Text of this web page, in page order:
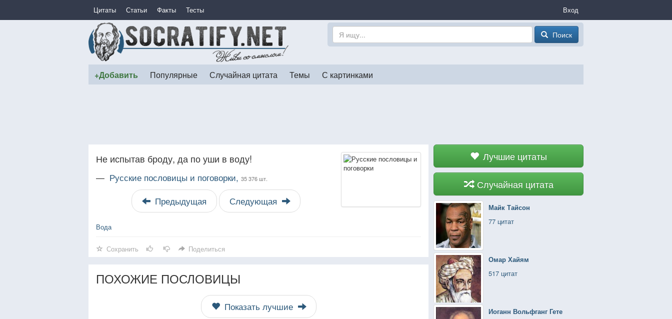
Цитаты Статьи Факты Тесты Вход
Поиск
+Добавить Популярные Случайная цитата Темы С картинками
Лучшие цитаты
Случайная цитата
Майк Тайсон
77 цитат
Омар Хайям
517 цитат
Иоганн Вольфганг Гете
Не испытав броду, да по уши в воду!
— Русские пословицы и поговорки, 35 376 шт.
Предыдущая Следующая
Вода
Сохранить Поделиться
ПОХОЖИЕ ПОСЛОВИЦЫ
Показать лучшие